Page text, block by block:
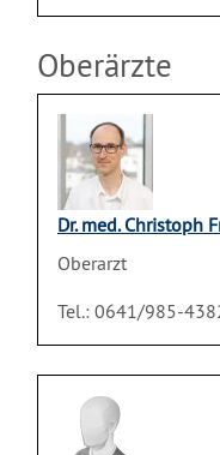
Oberärzte
Dr. med. Christoph
Oberarzt
Tel.: 0641/985-